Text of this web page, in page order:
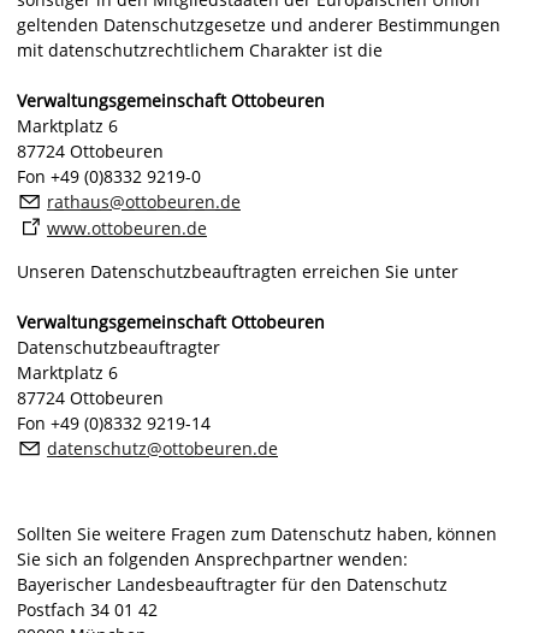
geltenden Datenschutzgesetze und anderer Bestimmungen
mit datenschutzrechtlichem Charakter ist die
Verwaltungsgemeinschaft Ottobeuren
Marktplatz 6
87724 Ottobeuren
Fon +49 (0)8332 9219-0
r th s tt b r n d
www.ottobeuren.de
Unseren Datenschutzbeauftragten erreichen Sie unter
Verwaltungsgemeinschaft Ottobeuren
Datenschutzbeauftragter
Marktplatz 6
87724 Ottobeuren
Fon +49 (0)8332 9219-14
d t nsch tz tt b r n d
Sollten Sie weitere Fragen zum Datenschutz haben, können
Sie sich an folgenden Ansprechpartner wenden:
Bayerischer Landesbeauftragter für den Datenschutz
Postfach 34 01 42